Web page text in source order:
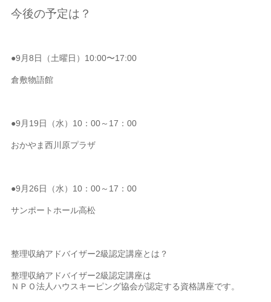
今後の予定は？
●9月8日（土曜日）10:00〜17:00
倉敷物語館
●9月19日（水）10：00～17：00
おかやま西川原プラザ
●9月26日（水）10：00～17：00
サンポートホール高松
整理収納アドバイザー2級認定講座とは？
整理収納アドバイザー2級認定講座は
ＮＰＯ法人ハウスキーピング協会が認定する資格講座です。